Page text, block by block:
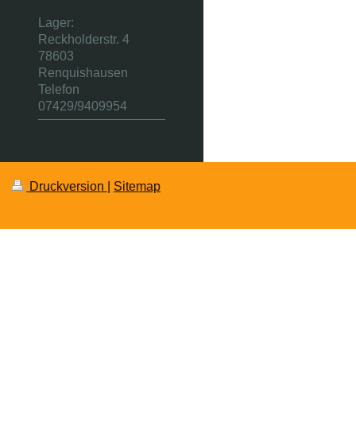
Lager:
Reckholderstr. 4
78603
Renquishausen
Telefon
07429/9409954
Druckversion Sitemap